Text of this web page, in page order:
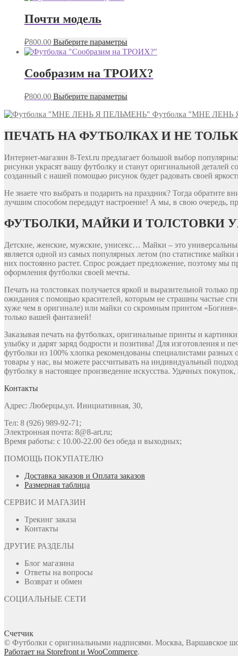
Почти модель
₽800.00 Выберите параметры
Сообразим на ТРОИХ?
₽800.00 Выберите параметры
Футболка "МНЕ
ПЕЧАТЬ НА ФУТБОЛКАХ И НЕ
Интернет-магазин 8-Text.ru предлагает большой выбор
рисунки украсят вашу футболку и станут оригинальной деталей
созданный с нашей помощью рисунок будет радовать своей
Не знаете что выбрать и подарить на праздник? Тогда обратите
лучшим способом передадут настроение! А мы, в свою очередь,
ФУТБОЛКИ, МАЙКИ И ТОЛСТОВКИ
Детские, женские, мужские, унисекс… Майки – это
является одной из самых популярных летом (по статистике
них постоянно растет. Спрос рождает предложение, поэтому мы
оформления футболки своей мечты.
Печать на толстовках получается яркой и выразительной
ожидания с помощью красителей, которым не страшны частые
хуже чем в оригинале) или майки со скромным принтом
только вашей фантазией!
Заказывая печать на футболках, оригинальные принты и
улыбку и дарят заряд бодрости и позитива! Для изготовления и
футболки из 100% хлопка рекомендованы специалистами
товары у нас, вы можете рассчитывать на индивидуальный
футболку в настоящее произведение искусства. Удачных
Контакты
Адрес: Люберцы,ул. Инициативная, 30,
Тел: 8 (926) 989-92-71;
Электронная почта: 8@8-art.ru;
Время работы: с 10.00-22.00 без обеда и выходных;
ПОМОЩЬ ПОКУПАТЕЛЮ
Доставка заказов и Оплата заказов
Размерная таблица
СЕРВИС И МАГАЗИН
Трекинг заказа
Контакты
ДРУГИЕ РАЗДЕЛЫ
Блог магазина
Ответы на вопросы
Возврат и обмен
СОЦИАЛЬНЫЕ СЕТИ
Счетчик
© Футболки с оригинальными надписями. Москва, Варшавское
Работает на Storefront и WooCommerce.